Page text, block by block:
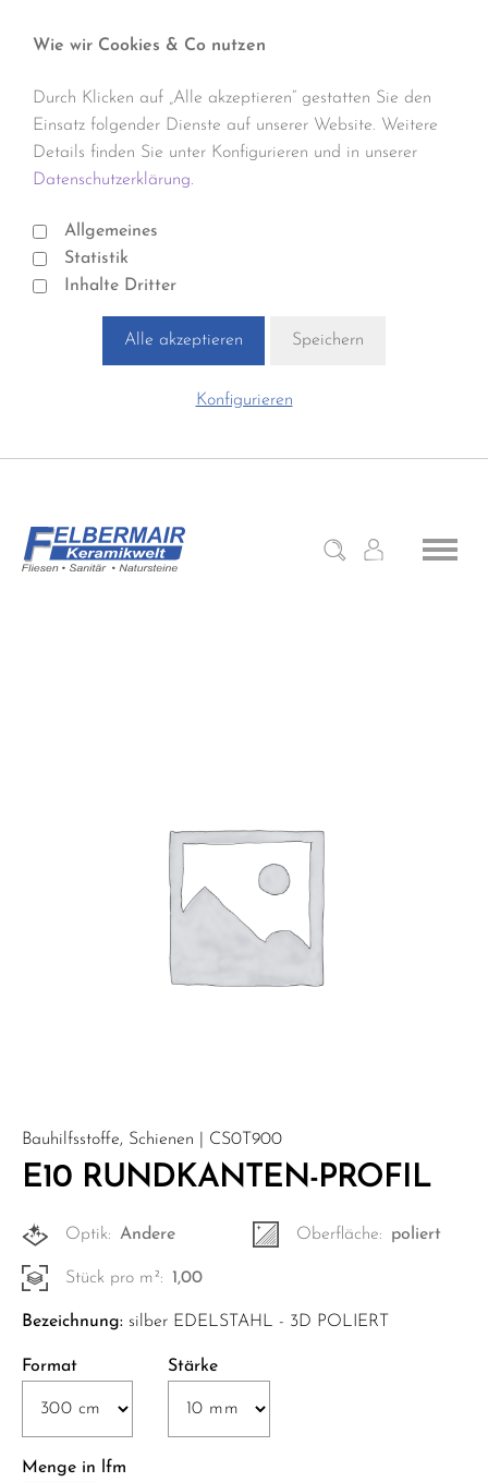
Wie wir Cookies & Co nutzen
Durch Klicken auf „Alle akzeptieren“ gestatten Sie den
Einsatz folgender Dienste auf unserer Website. Weitere
Details finden Sie unter Konfigurieren und in unserer
Datenschutzerklärung.
Allgemeines
Statistik
Inhalte Dritter
Alle akzeptieren Speichern
Konfigurieren
Bauhilfsstoffe, Schienen | CS0T900
E10 RUNDKANTEN-PROFIL
Optik: Andere Oberfläche: poliert
Stück pro m²: 1,00
Bezeichnung: silber EDELSTAHL - 3D POLIERT
Format Stärke
Menge in lfm